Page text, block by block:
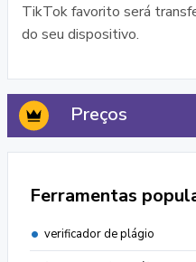
TikTok favorito será
do seu dispositivo.
Preços
Ferramentas
verificador de plágio